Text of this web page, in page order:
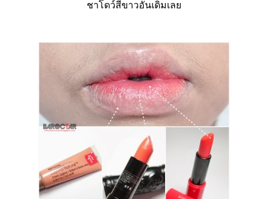
ชาโดว์สีขาวอันเดิมเลย